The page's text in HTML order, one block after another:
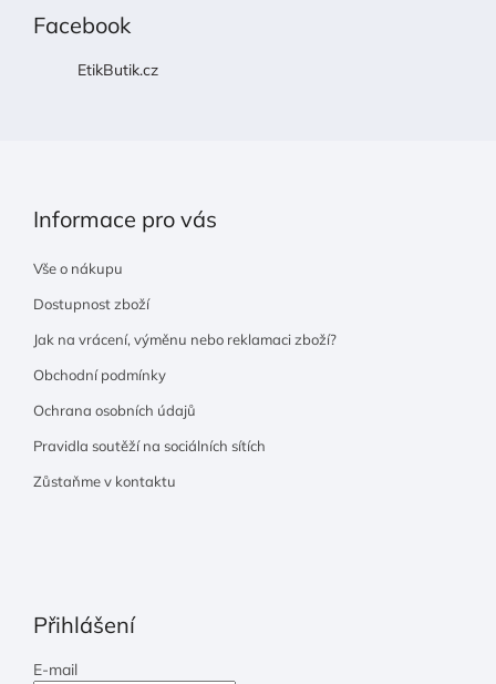
Facebook
EtikButik.cz
Informace pro vás
Vše o nákupu
Dostupnost zboží
Jak na vrácení, výměnu nebo reklamaci zboží?
Obchodní podmínky
Ochrana osobních údajů
Pravidla soutěží na sociálních sítích
Zůstaňme v kontaktu
Přihlášení
E-mail